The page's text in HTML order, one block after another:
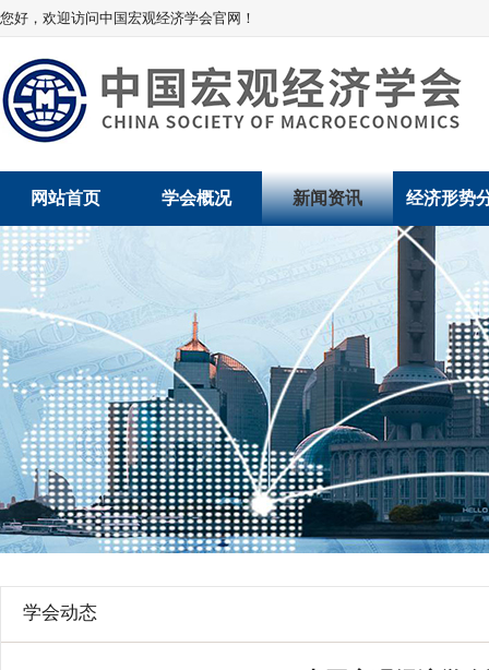
您好，欢迎访问中国宏观经济学会官网！
网站首页 学会概况
学术委员会
学会领导
组织机构
法律顾问
学会章程
新闻资讯
党建动态
学会动态
会员动态
地方动态
经济形势
经济数据
数说经济
经济运行与
产业发展
创新高技术
行
贸易与流
学会动态